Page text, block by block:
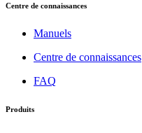
Centre de connaissances
Manuels
Centre de connaissances
FAQ
Produits